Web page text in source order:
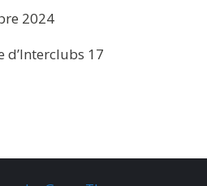
2024
d’Interclubs 17